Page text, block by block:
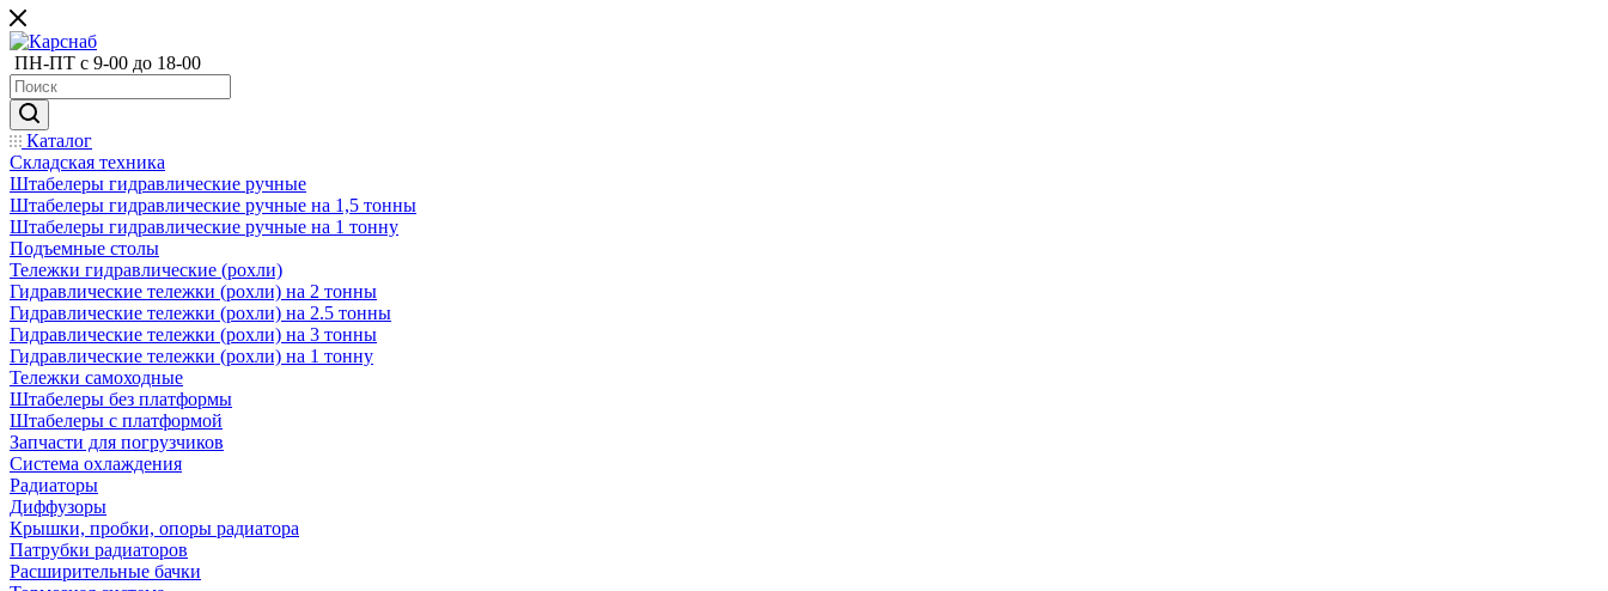
ПН-ПТ с 9-00 до 18-00
Каталог
Складская техника
Штабелеры гидравлические ручные
Штабелеры гидравлические ручные на 1,5 тонны
Штабелеры гидравлические ручные на 1 тонну
Подъемные столы
Тележки гидравлические (рохли)
Гидравлические тележки (рохли) на 2 тонны
Гидравлические тележки (рохли) на 2.5 тонны
Гидравлические тележки (рохли) на 3 тонны
Гидравлические тележки (рохли) на 1 тонну
Тележки самоходные
Штабелеры без платформы
Штабелеры с платформой
Запчасти для погрузчиков
Система охлаждения
Радиаторы
Диффузоры
Крышки, пробки, опоры радиатора
Патрубки радиаторов
Расширительные бачки